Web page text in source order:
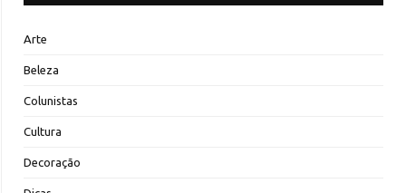
Arte
Beleza
Colunistas
Cultura
Decoração